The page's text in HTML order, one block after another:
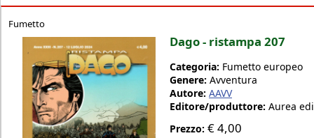
Fumetto
Dago - ristampa 207
Categoria: Fumetto europeo
Genere: Avventura
Autore: AAVV
Editore/produttore: Aurea
Prezzo: €4,00